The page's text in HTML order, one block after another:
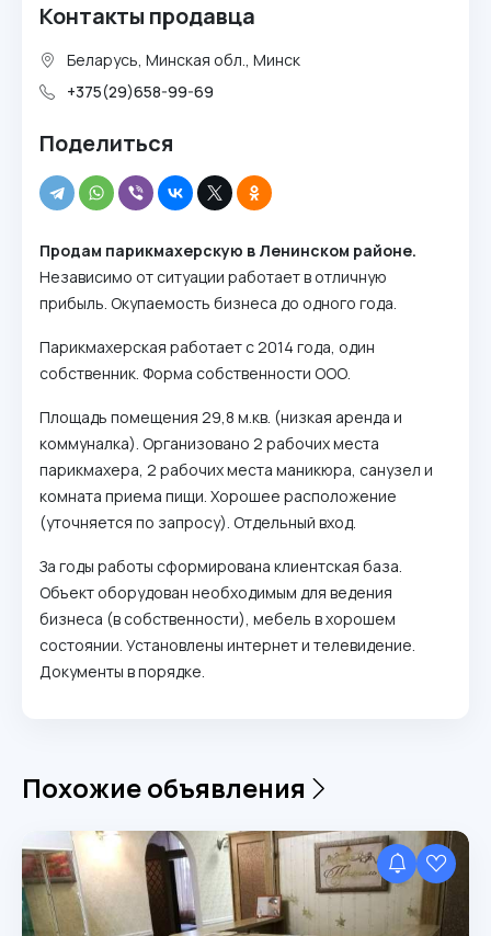
Контакты продавца
Беларусь, Минская обл., Минск
+375(29)658-99-69
Поделиться
Продам парикмахерскую в Ленинском районе.
Независимо от ситуации работает в отличную
прибыль. Окупаемость бизнеса до одного года.
Парикмахерская работает с 2014 года, один
собственник. Форма собственности ООО.
Площадь помещения 29,8 м.кв. (низкая аренда и
коммуналка). Организовано 2 рабочих места
парикмахера, 2 рабочих места маникюра, санузел и
комната приема пищи. Хорошее расположение
(уточняется по запросу). Отдельный вход.
За годы работы сформирована клиентская база.
Объект оборудован необходимым для ведения
бизнеса (в собственности), мебель в хорошем
состоянии. Установлены интернет и телевидение.
Документы в порядке.
Похожие объявления